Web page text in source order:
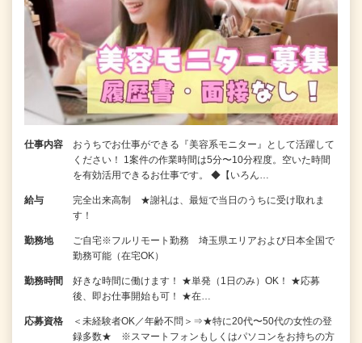
仕事内容
おうちでお仕事ができる『美容系モニター』として活躍して
ください！ 1案件の作業時間は5分〜10分程度。空いた時間
を有効活用できるお仕事です。 ◆【いろん…
給与
完全出来高制 ★謝礼は、最短で当日のうちに受け取れま
す！
勤務地
ご自宅※フルリモート勤務 埼玉県エリアおよび日本全国で
勤務可能（在宅OK）
勤務時間
好きな時間に働けます！ ★単発（1日のみ）OK！ ★応募
後、即お仕事開始も可！ ★在…
応募資格
＜未経験者OK／年齢不問＞⇒★特に20代〜50代の女性の登
録多数★ ※スマートフォンもしくはパソコンをお持ちの方